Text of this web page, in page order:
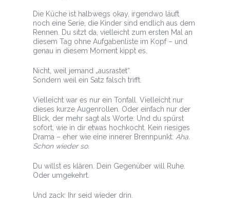
Die Küche ist halbwegs okay, irgendwo läuft
noch eine Serie, die Kinder sind endlich aus dem
Rennen. Du sitzt da, vielleicht zum ersten Mal an
diesem Tag ohne Aufgabenliste im Kopf – und
genau in diesem Moment kippt es.
Nicht, weil jemand „ausrastet“.
Sondern weil ein Satz falsch trifft.
Vielleicht war es nur ein Tonfall. Vielleicht nur
dieses kurze Augenrollen. Oder einfach nur der
Blick, der mehr sagt als Worte. Und du spürst
sofort, wie in dir etwas hochkocht. Kein riesiges
Drama – eher wie eine innerer Brennpunkt: Aha.
Schon wieder so.
Du willst es klären. Dein Gegenüber will Ruhe.
Oder umgekehrt.
Und zack: Ihr seid wieder drin.